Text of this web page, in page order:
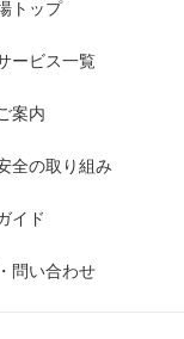
トップ
ービス一覧
案内
全の取り組み
イド
問い合わせ